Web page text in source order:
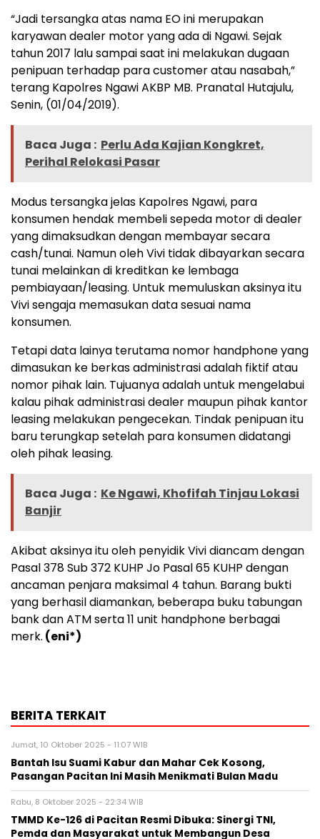
“Jadi tersangka atas nama EO ini merupakan
karyawan dealer motor yang ada di Ngawi. Sejak
tahun 2017 lalu sampai saat ini melakukan dugaan
penipuan terhadap para customer atau nasabah,”
terang Kapolres Ngawi AKBP MB. Pranatal Hutajulu,
Senin, (01/04/2019).
Baca Juga : Perlu Ada Kajian Kongkret,
Perihal Relokasi Pasar
Modus tersangka jelas Kapolres Ngawi, para
konsumen hendak membeli sepeda motor di dealer
yang dimaksudkan dengan membayar secara
cash/tunai. Namun oleh Vivi tidak dibayarkan secara
tunai melainkan di kreditkan ke lembaga
pembiayaan/leasing. Untuk memuluskan aksinya itu
Vivi sengaja memasukan data sesuai nama
konsumen.
Tetapi data lainya terutama nomor handphone yang
dimasukan ke berkas administrasi adalah fiktif atau
nomor pihak lain. Tujuanya adalah untuk mengelabui
kalau pihak administrasi dealer maupun pihak kantor
leasing melakukan pengecekan. Tindak penipuan itu
baru terungkap setelah para konsumen didatangi
oleh pihak leasing.
Baca Juga : Ke Ngawi, Khofifah Tinjau Lokasi
Banjir
Akibat aksinya itu oleh penyidik Vivi diancam dengan
Pasal 378 Sub 372 KUHP Jo Pasal 65 KUHP dengan
ancaman penjara maksimal 4 tahun. Barang bukti
yang berhasil diamankan, beberapa buku tabungan
bank dan ATM serta 11 unit handphone berbagai
merk. (eni*)
BERITA TERKAIT
Jumat, 10 Oktober 2025 - 11:07 WIB
Bantah Isu Suami Kabur dan Mahar Cek Kosong,
Pasangan Pacitan Ini Masih Menikmati Bulan Madu
Rabu, 8 Oktober 2025 - 22:34 WIB
TMMD Ke-126 di Pacitan Resmi Dibuka: Sinergi TNI,
Pemda dan Masyarakat untuk Membangun Desa